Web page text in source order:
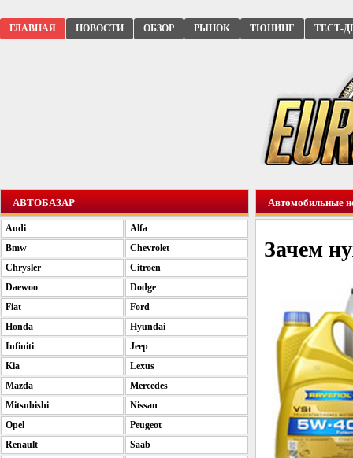
ГЛАВНАЯ НОВОСТИ ОБЗОР РЫНОК ТЮНИНГ ТЕСТ-
Автомобильные
Зачем
АВТОБАЗАР
Audi
Alfa
Bmw
Chevrolet
Chrysler
Citroen
Daewoo
Dodge
Fiat
Ford
Honda
Hyundai
Infiniti
Jeep
Kia
Lexus
Mazda
Mercedes
Mitsubishi
Nissan
Opel
Peugeot
Renault
Saab